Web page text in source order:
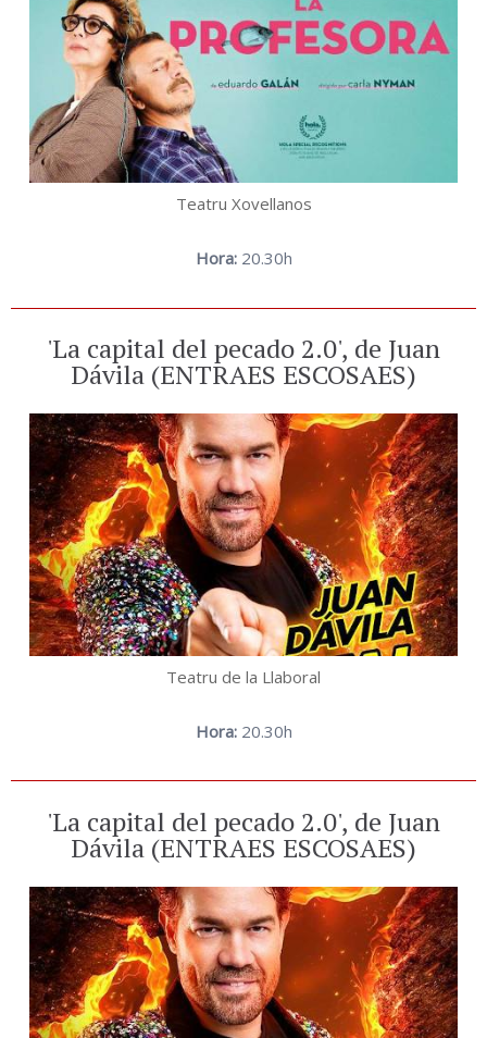
Teatru Xovellanos
Hora:20.30h
'La capital del pecado 2.0', de Juan
Dávila (ENTRAES ESCOSAES)
Teatru de la Llaboral
Hora:20.30h
'La capital del pecado 2.0', de Juan
Dávila (ENTRAES ESCOSAES)